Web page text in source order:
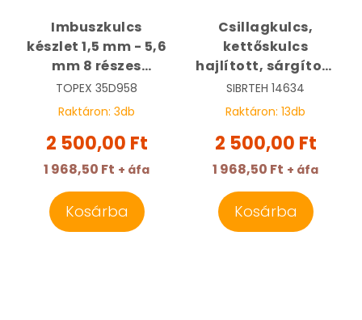
Imbuszkulcs
készlet 1,5 mm - 5,6
mm 8 részes
bicskás | TOPEX
35D958
TOPEX 35D958
Raktáron: 3db
2 500,00 Ft
1 968,50 Ft + áfa
Kosárba
Csillagkulcs,
kettőskulcs
hajlított, sárgított
24 x 27 mm |
SIBRTEH 14634
SIBRTEH 14634
Raktáron: 13db
2 500,00 Ft
1 968,50 Ft + áfa
Kosárba